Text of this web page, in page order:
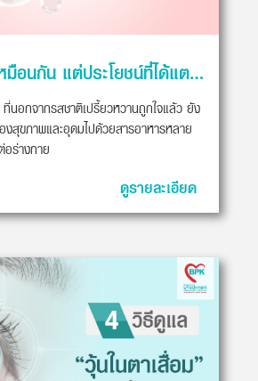
เรียกเบอร์รี่เหมือนกัน แต่ประโยชน์ที่ได้แตกต่างกัน
นอกจากรสชาติเปรี้ยวหวานถูกใจแล้ว ยัง
งสุขภาพและอุดมไปด้วยสารอาหารหลาย
อร่างกาย
ดูรายละเอียด